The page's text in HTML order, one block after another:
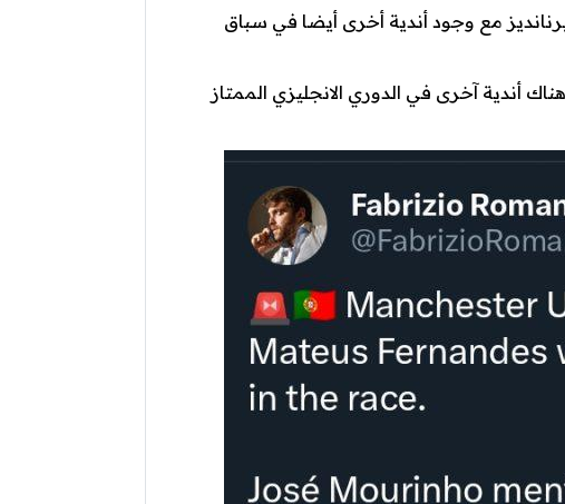
مع وجود أندية أخرى أيضا في سباق
أندية آخرى في الدوري الانجليزي الممتاز